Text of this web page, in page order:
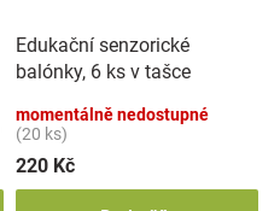
Edukační senzorické
balónky, 6 ks v tašce
momentálně nedostupné
(20 ks)
220 Kč